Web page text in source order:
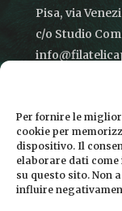
Per fornire le
cookie per
dispositivo. Il
elaborare dati
su questo sito. Non
influire
Pisa, via
c/o Studio
CONDIZIONI
INFORMATIVA
COOKIE